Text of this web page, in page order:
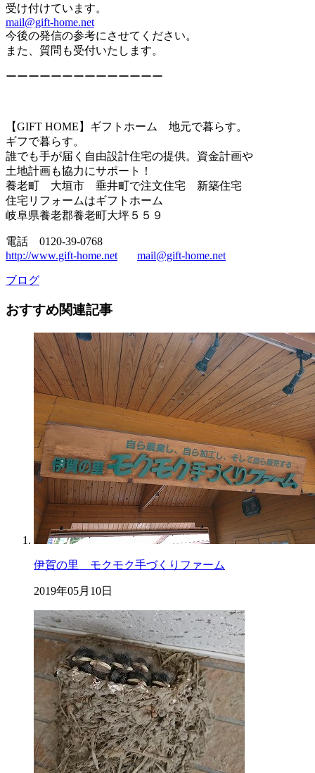
受け付けています。
mail@gift-home.net
今後の発信の参考にさせてください。
また、質問も受付いたします。
ーーーーーーーーーーーーーー
【GIFT HOME】ギフトホーム 地元で暮らす。
ギフで暮らす。
誰でも手が届く自由設計住宅の提供。資金計画や
土地計画も協力にサポート！
養老町 大垣市 垂井町で注文住宅 新築住宅
住宅リフォームはギフトホーム
岐阜県養老郡養老町大坪５５９
電話 0120-39-0768
http://www.gift-home.net
mail@gift-home.net
ブログ
おすすめ関連記事
伊賀の里 モクモク手づくりファーム
2019年05月10日